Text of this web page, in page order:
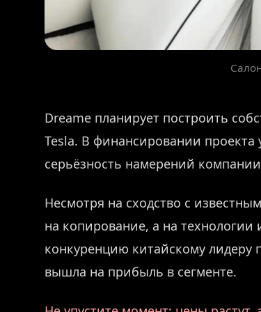
Dreame планирует построить
Tesla. В финансировании проекта
серьёзность намерений
Несмотря на сходство с
на копирование, а на
конкуренцию китайскому лидеру
вышла на прибыль в сегменте.